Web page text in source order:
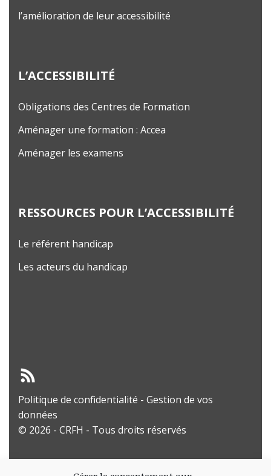
l’amélioration de leur accessibilité
L’ACCESSIBILITÉ
Obligations des Centres de Formation
Aménager une formation : Accea
Aménager les examens
RESSOURCES POUR L’ACCESSIBILITÉ
Le référent handicap
Les acteurs du handicap
Politique de confidentialité - Gestion de vos
données
© 2026 - CRFH - Tous droits réservés